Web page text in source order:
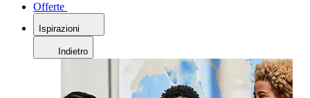
Offerte
Ispirazioni
Indietro